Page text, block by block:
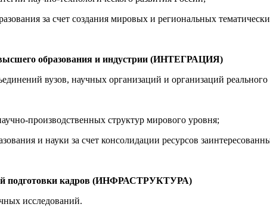
за счет создания мировых и региональных
высшего образования и индустрии (ИНТЕГРАЦИЯ)
вузов, научных организаций и организаций реального
производственных структур мирового уровня;
и науки за счет консолидации ресурсов
подготовки кадров (ИНФРАСТРУКТУРА)
исследований.